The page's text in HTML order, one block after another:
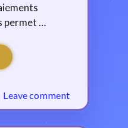
permet …
Leave comment